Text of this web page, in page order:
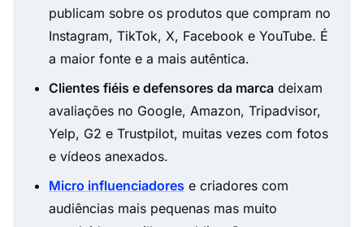
publicam sobre os produtos que compram no
Instagram, TikTok, X, Facebook e YouTube. É
a maior fonte e a mais autêntica.
Clientes fiéis e defensores da marca deixam
avaliações no Google, Amazon, Tripadvisor,
Yelp, G2 e Trustpilot, muitas vezes com fotos
e vídeos anexados.
Micro influenciadores e criadores com
audiências mais pequenas mas muito